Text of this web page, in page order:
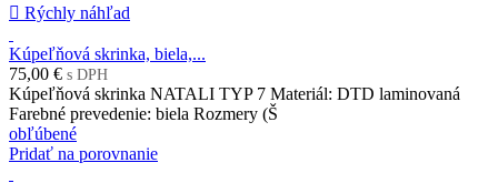
 Rýchly náhľad
Kúpeľňová skrinka, biela,...
75,00 € s DPH
Kúpeľňová skrinka NATALI TYP 7 Materiál: DTD laminovaná
Farebné prevedenie: biela Rozmery (Š
obľúbené
Pridať na porovnanie